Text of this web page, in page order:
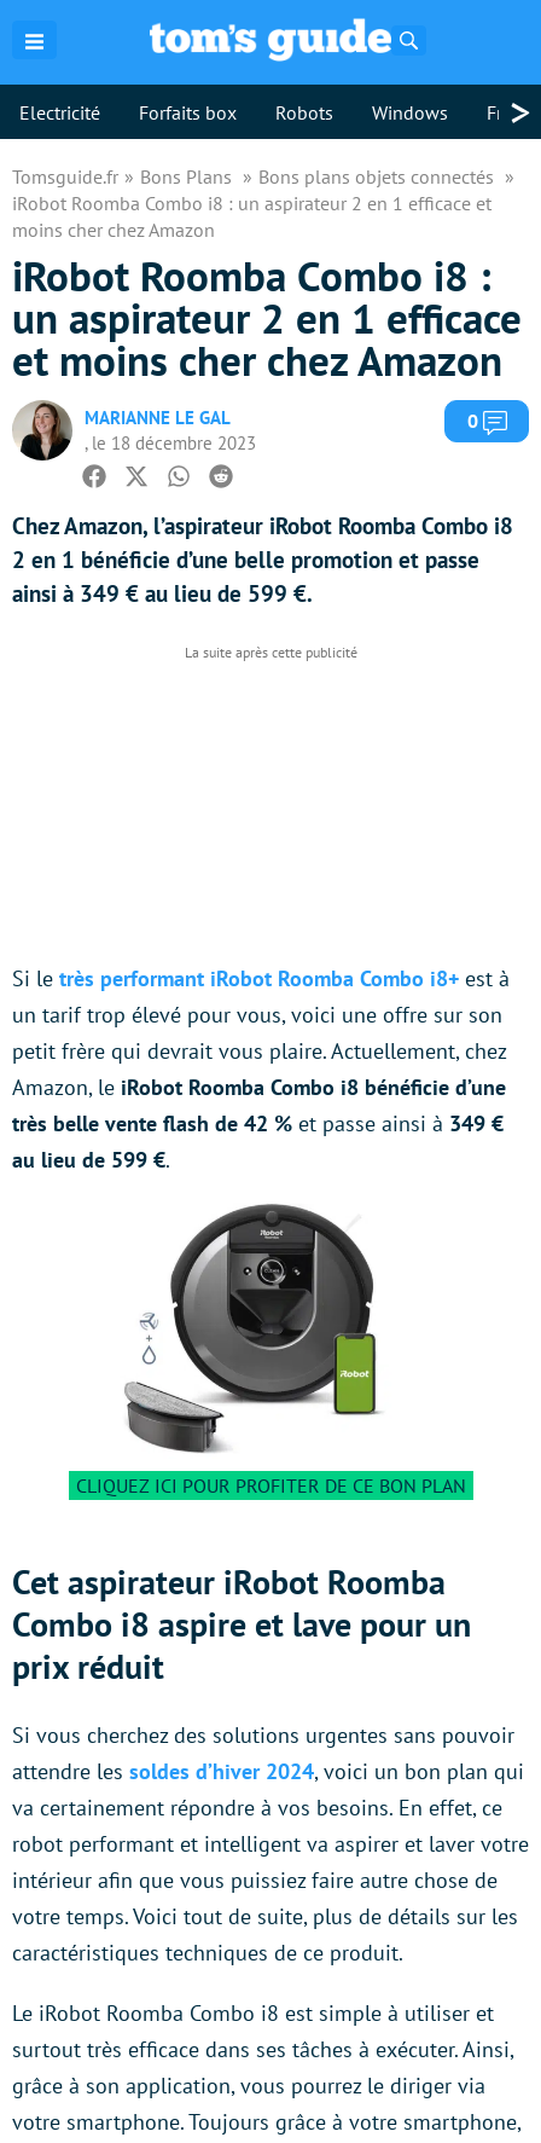
Electricité Forfaits box Robots Windows >
Tomsguide.fr Bons Plans
Bons plans objets connectés
iRobot Roomba Combo i8 : un aspirateur 2 en 1 efficace et
moins cher chez Amazon
iRobot Roomba Combo i8 :
un aspirateur 2 en 1 efficace
et moins cher chez Amazon
MARIANNE LE GAL
, le 18 décembre 2023
0
Facebook
TwitterWhatsapp
Reddit
Chez Amazon, l’aspirateur iRobot Roomba Combo i8
2 en 1 bénéficie d’une belle promotion et passe
ainsi à 349 € au lieu de 599 €.
Si le très performant iRobot Roomba Combo i8+ est à
un tarif trop élevé pour vous, voici une offre sur son
petit frère qui devrait vous plaire. Actuellement, chez
Amazon, le iRobot Roomba Combo i8 bénéficie d’une
très belle vente flash de 42 % et passe ainsi à 349 €
au lieu de 599 €.
CLIQUEZ ICI POUR PROFITER DE CE BON PLAN
Cet aspirateur iRobot Roomba
Combo i8 aspire et lave pour un
prix réduit
Si vous cherchez des solutions urgentes sans pouvoir
attendre les soldes d’hiver 2024, voici un bon plan qui
va certainement répondre à vos besoins. En effet, ce
robot performant et intelligent va aspirer et laver votre
intérieur afin que vous puissiez faire autre chose de
votre temps. Voici tout de suite, plus de détails sur les
caractéristiques techniques de ce produit.
Le iRobot Roomba Combo i8 est simple à utiliser et
surtout très efficace dans ses tâches à exécuter. Ainsi,
grâce à son application, vous pourrez le diriger via
votre smartphone. Toujours grâce à votre smartphone,